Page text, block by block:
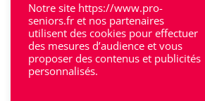
Les Hauts-de-Garonne
Marmande
Notre site https://www.pro-
seniors.fr et nos partenaires
utilisent des cookies pour effectuer
des mesures d’audience et vous
proposer des contenus et publicités
personnalisés.